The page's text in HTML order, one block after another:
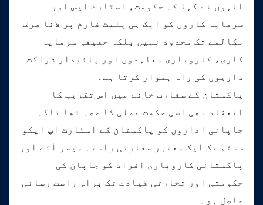
انہوں نے کہا کہ حکومت، اسٹارٹ اپس اور
سرمایہ کاروں کو ایک ہی پلیٹ فارم پر لانا صرف
مکالمے تک محدود نہیں بلکہ حقیقی سرمایہ
کاری، کاروباری معاہدوں اور پائیدار شراکت
داریوں کی راہ ہموار کرتا ہے۔
پاکستان کے سفارت خانے میں اس تقریب کا
انعقاد بھی اسی حکمت عملی کا حصہ تھا تاکہ
جاپانی اداروں کو پاکستان کے اسٹارٹ اپ ایکو
سسٹم تک ایک معتبر سفارتی راستہ میسر آئے اور
پاکستانی کاروباری افراد کو جاپان کی
حکومتی اور تجارتی قیادت تک براہِ راست رسائی
حاصل ہو۔